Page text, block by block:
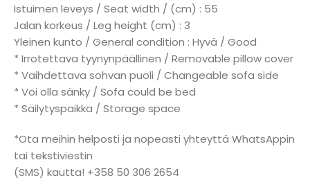
Istuimen leveys / Seat width / (cm) : 55
Jalan korkeus / Leg height (cm) : 3
Yleinen kunto / General condition : Hyvä / Good
* Irrotettava tyynynpäällinen / Removable pillow cover
* Vaihdettava sohvan puoli / Changeable sofa side
* Voi olla sänky / Sofa could be bed
* Säilytyspaikka / Storage space
*Ota meihin helposti ja nopeasti yhteyttä WhatsAppin
tai tekstiviestin
(SMS) kautta! +358 50 306 2654